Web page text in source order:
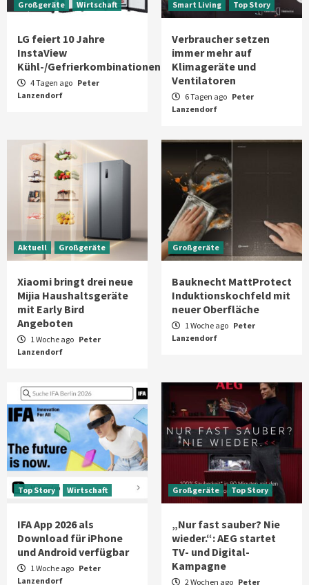
Großgeräte Wirtschaft
LG feiert 10 Jahre
InstaView
Kühl-/Gefrierkombinationen
4 Tagen ago Peter
Lanzendorf
Smart Living Top Story
Verbraucher setzen
immer mehr auf
Klimageräte und
Ventilatoren
6 Tagen ago Peter
Lanzendorf
Aktuell Großgeräte
Xiaomi bringt drei neue
Mijia Haushaltsgeräte
mit Early Bird
Angeboten
1 Woche ago Peter
Lanzendorf
Großgeräte
Bauknecht MattProtect
Induktionskochfeld mit
neuer Oberfläche
1 Woche ago Peter
Lanzendorf
Top Story Wirtschaft
IFA App 2026 als
Download für iPhone
und Android verfügbar
1 Woche ago Peter
Lanzendorf
Großgeräte Top Story
„Nur fast sauber? Nie
wieder.“: AEG startet
TV- und Digital-
Kampagne
2 Wochen ago Peter